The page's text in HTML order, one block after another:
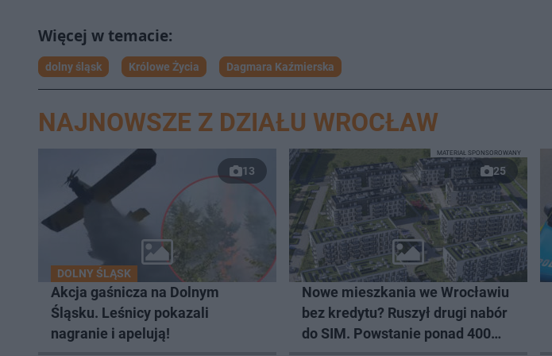
dolny śląsk Królowe Życia Dagmara Kaźmierska
NAJNOWSZE Z DZIAŁU WROCŁAW
13
DOLNY ŚLĄSK
Akcja gaśnicza na Dolnym
Śląsku. Leśnicy pokazali
nagranie i apelują!
25
Nowe mieszkania we Wrocławiu
bez kredytu? Ruszył drugi nabór
do SIM. Powstanie ponad 400
MATERIAŁ SPONSOROWANY